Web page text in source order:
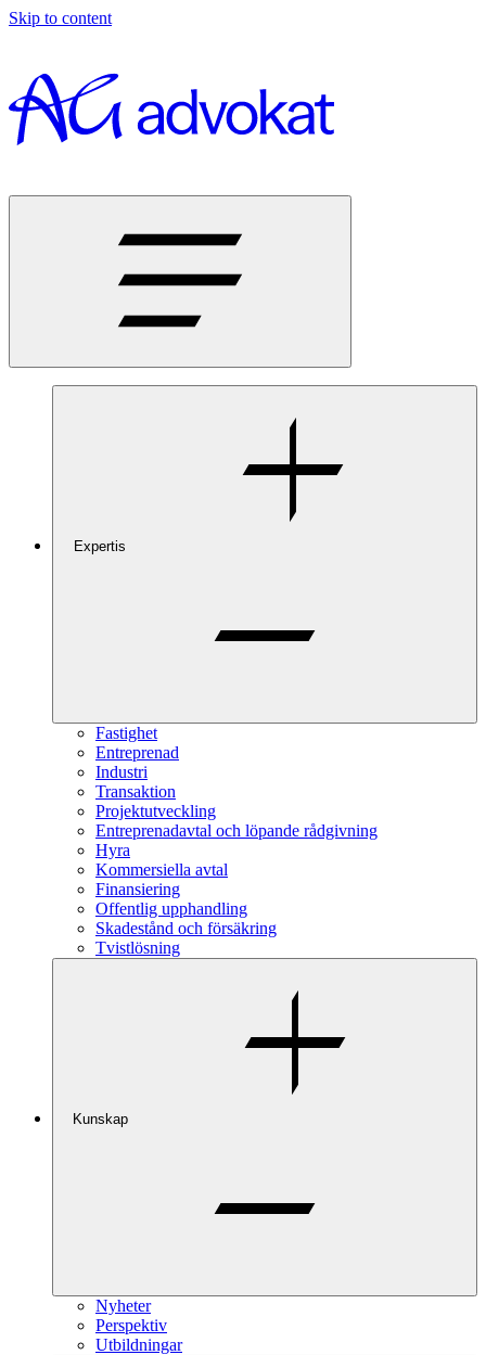
Skip to content
Expertis
Fastighet
Entreprenad
Industri
Transaktion
Projektutveckling
Entreprenadavtal och löpande rådgivning
Hyra
Kommersiella avtal
Finansiering
Offentlig upphandling
Skadestånd och försäkring
Tvistlösning
Kunskap
Nyheter
Perspektiv
Utbildningar